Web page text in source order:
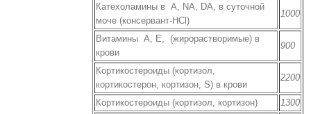
Катехоламины в А, NА, DА, в суточной
моче (консервант-НСl)
1000
Витамины А, Е, (жирорастворимые) в
крови
900
Кортикостероиды (кортизол,
кортикостерон, кортизон, S) в крови
2200
Кортикостероиды (кортизол, кортизон)
1300